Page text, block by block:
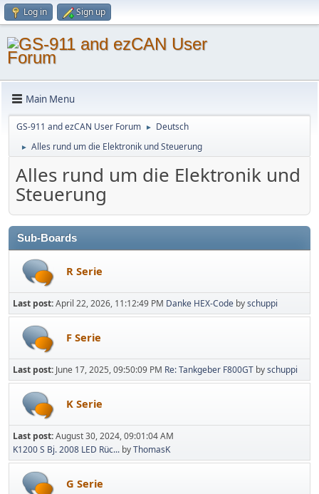
Log in Sign up
Main Menu
GS-911 and ezCAN User Forum ► Deutsch
► Alles rund um die Elektronik und Steuerung
Alles rund um die Elektronik und
Steuerung
Sub-Boards
R Serie
Last post:April 22, 2026, 11:12:49 PM Danke HEX-Code byschuppi
F Serie
Last post: June 17, 2025, 09:50:09 PM Re: Tankgeber F800GT byschuppi
K Serie
Last post:August 30, 2024, 09:01:04 AM
K1200 S Bj. 2008 LED Rüc... byThomasK
G Serie